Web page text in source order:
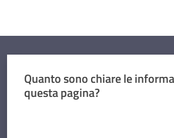
Quanto sono chiare le
questa pagina?